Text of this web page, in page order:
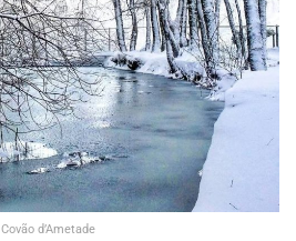
Covão d’Ametade